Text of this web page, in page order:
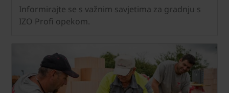
Informirajte se s važnim savjetima za gradnju s
IZO Profi opekom.